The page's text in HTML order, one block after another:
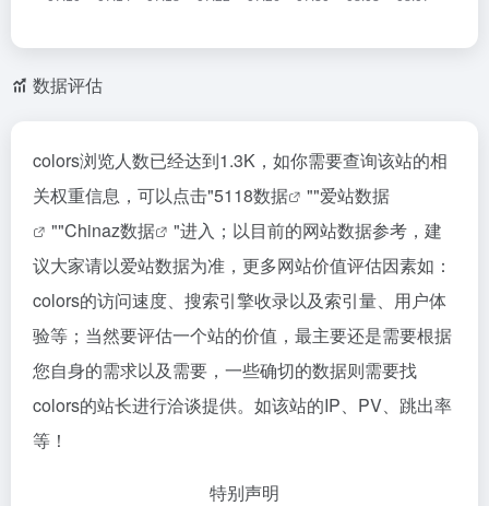
数据评估
colors浏览人数已经达到1.3K，如你需要查询该站的相
关权重信息，可以点击"5118数据 ""爱站数据
""Chinaz数据
"进入；以目前的网站数据参考，建
议大家请以爱站数据为准，更多网站价值评估因素如：
colors的访问速度、搜索引擎收录以及索引量、用户体
验等；当然要评估一个站的价值，最主要还是需要根据
您自身的需求以及需要，一些确切的数据则需要找
colors的站长进行洽谈提供。如该站的IP、PV、跳出率
等！
特别声明